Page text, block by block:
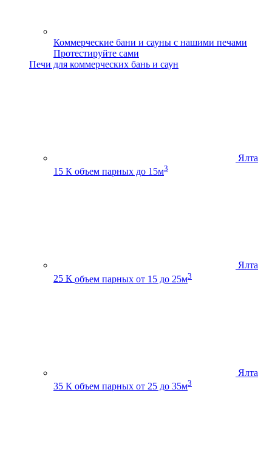
Коммерческие бани и сауны с нашими печами
Протестируйте сами
Печи для коммерческих бань и саун
Ялта
15 К объем парных до 15м3
Ялта
25 К объем парных от 15 до 25м3
Ялта
35 К объем парных от 25 до 35м3